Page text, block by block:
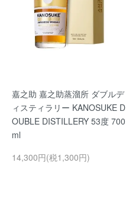
嘉之助 嘉之助蒸溜所 ダブルデ
ィスティラリー KANOSUKE D
OUBLE DISTILLERY 53度 700
ml
14,300円(税1,300円)